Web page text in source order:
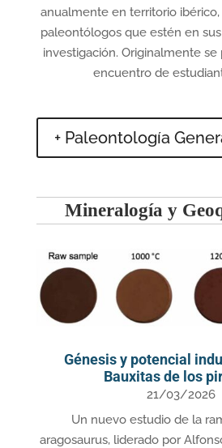
anualmente en territorio
paleontólogos que estén en
investigación. Originalmente
encuentro de
+ Paleontología
Mineralogía y
Génesis y potencial
Bauxitas de los
21/03/2026
Un nuevo estudio de la
aragosaurus, liderado por